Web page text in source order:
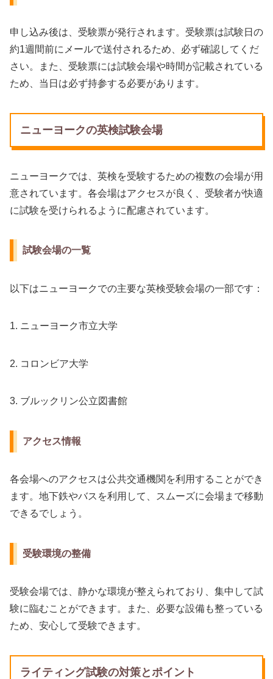
申し込み後は、受験票が発行されます。受験票は試験日の
約1週間前にメールで送付されるため、必ず確認してくだ
さい。また、受験票には試験会場や時間が記載されている
ため、当日は必ず持参する必要があります。
ニューヨークの英検試験会場
ニューヨークでは、英検を受験するための複数の会場が用
意されています。各会場はアクセスが良く、受験者が快適
に試験を受けられるように配慮されています。
試験会場の一覧
以下はニューヨークでの主要な英検受験会場の一部です：
1. ニューヨーク市立大学
2. コロンビア大学
3. ブルックリン公立図書館
アクセス情報
各会場へのアクセスは公共交通機関を利用することができ
ます。地下鉄やバスを利用して、スムーズに会場まで移動
できるでしょう。
受験環境の整備
受験会場では、静かな環境が整えられており、集中して試
験に臨むことができます。また、必要な設備も整っている
ため、安心して受験できます。
ライティング試験の対策とポイント